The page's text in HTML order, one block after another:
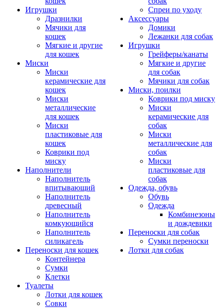
Игрушки
Дразнилки
Мячики для
кошек
Мягкие и другие
для кошек
Миски
Миски
керамические для
кошек
Миски
металлические
для кошек
Миски
пластиковые для
кошек
Коврики под
миску
Наполнители
Наполнитель
впитывающий
Наполнитель
древесный
Наполнитель
комкующийся
Наполнитель
силикагель
Переноски для кошек
Контейнера
Сумки
Клетки
Туалеты
Лотки для кошек
Совки
Спреи по уходу
Аксессуары
Домики
Лежанки для собак
Игрушки
Грейферы/канаты
Мягкие и другие
для собак
Мячики для собак
Миски, поилки
Коврики под миску
Миски
керамические для
собак
Миски
металлические для
собак
Миски
пластиковые для
собак
Одежда, обувь
Обувь
Одежда
Комбинезоны
и дождевики
Переноски для собак
Сумки переноски
Лотки для собак